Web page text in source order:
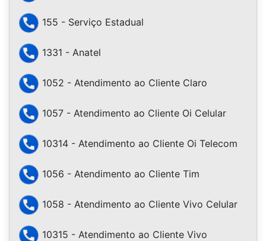
155 - Serviço Estadual
1331 - Anatel
1052 - Atendimento ao Cliente Claro
1057 - Atendimento ao Cliente Oi Celular
10314 - Atendimento ao Cliente Oi Telecom
1056 - Atendimento ao Cliente Tim
1058 - Atendimento ao Cliente Vivo Celular
10315 - Atendimento ao Cliente Vivo